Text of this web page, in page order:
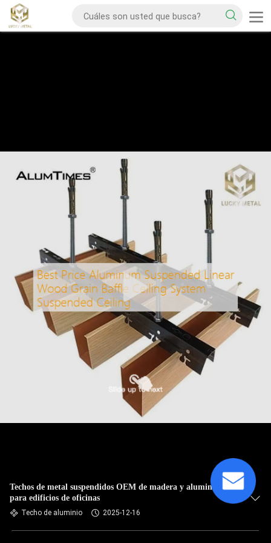
Techos de metal suspendidos OEM de madera y aluminio
para edificios de oficinas
Techo de aluminio 2025-12-16